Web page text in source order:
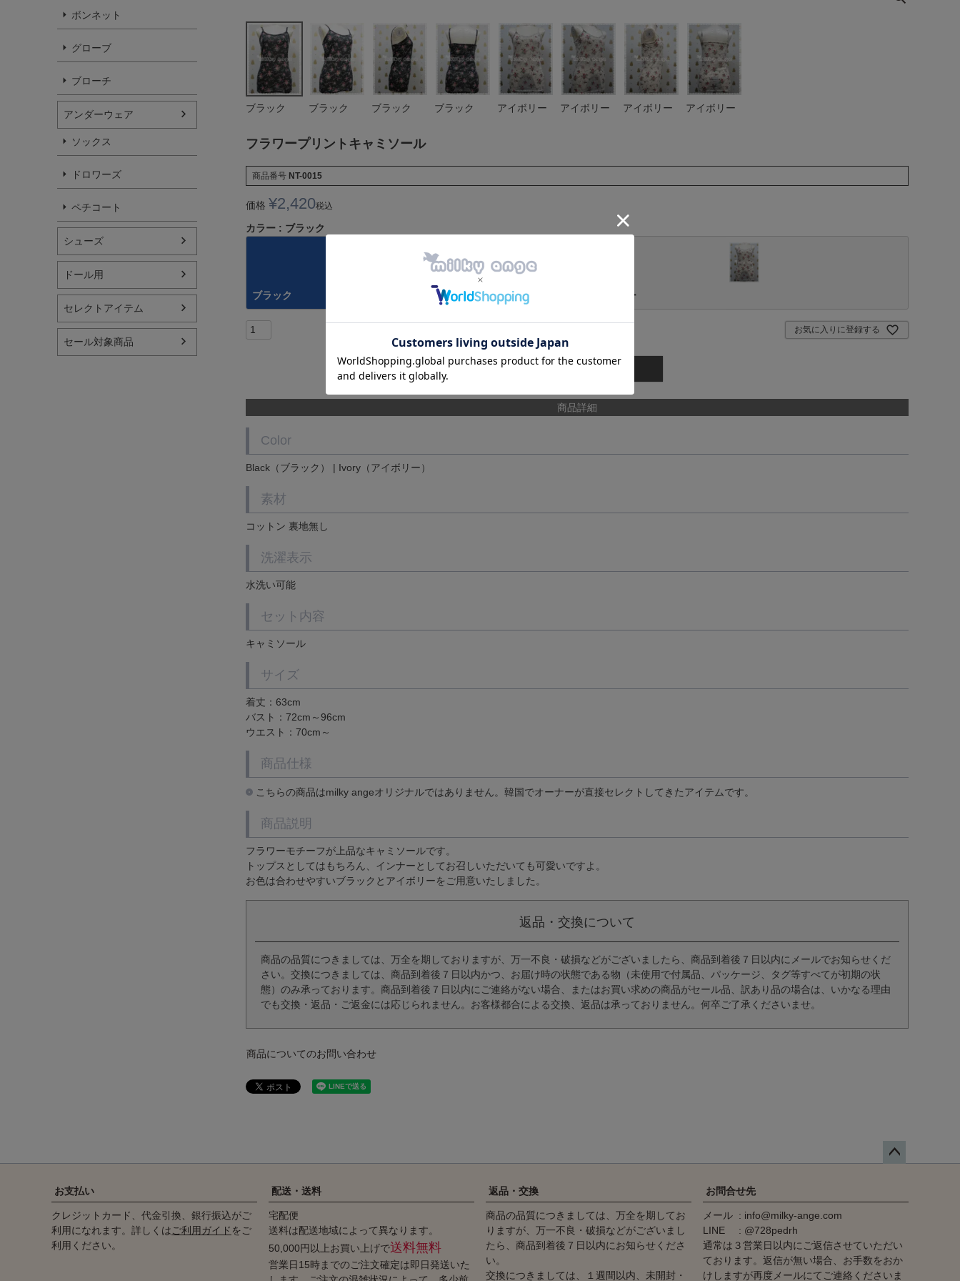
ボンネット
グローブ
ブローチ
アンダーウェア
ソックス
ドロワーズ
ペチコート
シューズ
ドール用
セレクトアイテム
セール対象商品
ブラック ブラック ブラック ブラック アイボリー アイボリー アイボリー アイボリー
フラワープリントキャミソール
商品番号 NT-0015
価格 ¥2,420税込
カラー ブラック
ブラック アイボリー
お気に入りに登録する
商品詳細
Color
Black（ブラック） | Ivory（アイボリー）
素材
コットン 裏地無し
洗濯表示
水洗い可能
セット内容
キャミソール
サイズ
着丈：63cm
バスト：72cm～96cm
ウエスト：70cm～
商品仕様
こちらの商品はmilky angeオリジナルではありません。韓国でオーナーが直接セレクトしてきたアイテムです。
商品説明
フラワーモチーフが上品なキャミソールです。
トップスとしてはもちろん、インナーとしてお召しいただいても可愛いですよ。
お色は合わせやすいブラックとアイボリーをご用意いたしました。
返品・交換について
商品の品質につきましては、万全を期しておりますが、万一不良・破損などがございましたら、商品到着後７日以内にメールでお知らせくだ
さい。交換につきましては、商品到着後７日以内かつ、お届け時の状態である物（未使用で付属品、パッケージ、タグ等すべてが初期の状
態）のみ承っております。商品到着後７日以内にご連絡がない場合、またはお買い求めの商品がセール品、訳あり品の場合は、いかなる理由
でも交換・返品・ご返金には応じられません。お客様都合による交換、返品は承っておりません。何卒ご了承くださいませ。
商品についてのお問い合わせ
ップ
お支払い
クレジットカード、代金引換、銀行振込がご
利用になれます。詳しくはご利用ガイド をご
利用ください。
配送・送料
宅配便
送料は配送地域によって異なります。
50,000円以上お買い上げで送料無料
営業日15時までのご注文確定は即日発送いた
返品・交換
商品の品質につきましては、万全を期してお
りますが、万一不良・破損などがございまし
たら、商品到着後７日以内にお知らせくださ
い。
交換につきましては、１週間以内、未開封・
お問合せ先
メール
info@milky-ange.com
LINE
@728pedrh
通常は３営業日以内にご返信させていただい
ております。返信が無い場合、お手数をおか
けしますが再度メールにてご連絡くださいま